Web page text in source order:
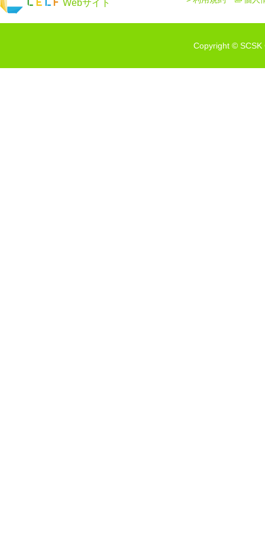
Webサイト
Copyright ©